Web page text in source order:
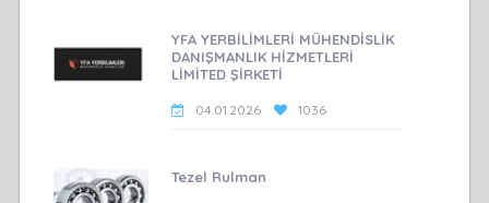
YFA YERBİLİMLERİ MÜHENDİSLİK
DANIŞMANLIK HİZMETLERİ
LİMİTED ŞİRKETİ
04.01.2026 1036
Tezel Rulman